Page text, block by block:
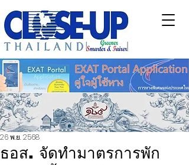
ธอส. จัดทำมาตรการพัก
26 พ.ย. 2568